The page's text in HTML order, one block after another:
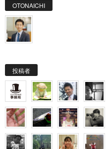
OTONAICHI
投稿者